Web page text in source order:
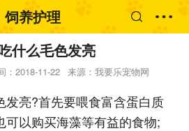
饲养护理
什么毛色发亮
：2018-11-22 来源：我要乐宠物网
发亮?首先要喂食富含蛋白质
可以购买海藻等有益的食物;